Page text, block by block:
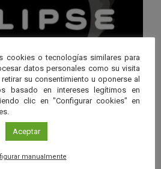
experiencia
descubrir los
cookies o tecnologías similares para
datos personales como su visita
su consentimiento u oponerse al
basado en intereses legítimos en
clic en "Configurar cookies" en
Aceptar
manualmente